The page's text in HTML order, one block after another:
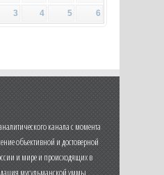
3 4 5 6
канала с момента
объективной и достоверной
и мире и происходящих в
мусульманской уммы